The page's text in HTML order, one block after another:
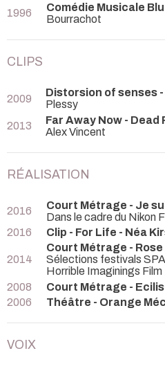
1996
Comédie Musicale
Bourrachot
CLIPS
2009 Distorsion of senses -
Plessy
2013
Far Away Now - Dead
Alex Vincent
RÉALISATION
2016
Court Métrage - Je
Dans le cadre du Nikon
2016
Clip - For Life - Néa
2014
Court Métrage - Rose
Sélections festivals
Horrible Imaginings
2008
Court Métrage - Ecilis
2006
Théâtre - Orange
VOIX